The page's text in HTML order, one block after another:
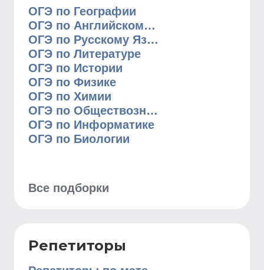
ОГЭ по Географии
ОГЭ по Английскому Языку
ОГЭ по Русскому Языку
ОГЭ по Литературе
ОГЭ по Истории
ОГЭ по Физике
ОГЭ по Химии
ОГЭ по Обществознанию
ОГЭ по Информатике
ОГЭ по Биологии
Все подборки
Репетиторы